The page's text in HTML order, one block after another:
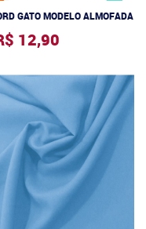
GATO MODELO ALMOFADA
12,90